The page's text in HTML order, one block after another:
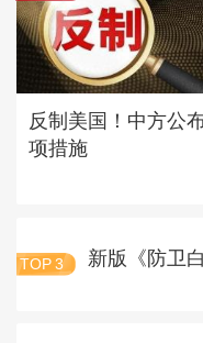
反制美国！中方公
项措施
TOP 3 新版《防卫